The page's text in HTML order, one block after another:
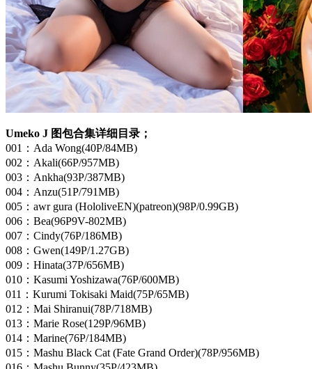
Umeko J 图包合集详细目录；
001：Ada Wong(40P/84MB)
002：Akali(66P/957MB)
003：Ankha(93P/387MB)
004：Anzu(51P/791MB)
005：awr gura (HololiveEN)(patreon)(98P/0.99GB)
006：Bea(96P9V-802MB)
007：Cindy(76P/186MB)
008：Gwen(149P/1.27GB)
009：Hinata(37P/656MB)
010：Kasumi Yoshizawa(76P/600MB)
011：Kurumi Tokisaki Maid(75P/65MB)
012：Mai Shiranui(78P/718MB)
013：Marie Rose(129P/96MB)
014：Marine(76P/184MB)
015：Mashu Black Cat (Fate Grand Order)(78P/956MB)